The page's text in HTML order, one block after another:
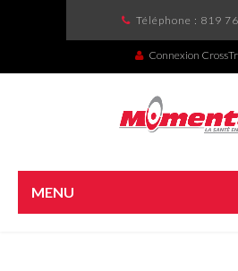
Téléphone : 819
Connexion
MENU